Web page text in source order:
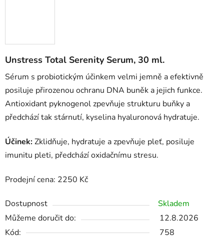
Unstress Total Serenity Serum, 30 ml.
Sérum s probiotickým účinkem velmi jemně a efektivně
posiluje přirozenou ochranu DNA buněk a jejich funkce.
Antioxidant pyknogenol zpevňuje strukturu buňky a
předchází tak stárnutí, kyselina hyaluronová hydratuje.
Účinek:Zklidňuje, hydratuje a zpevňuje pleť, posiluje
imunitu pleti, předchází oxidačnímu stresu.
Prodejní cena: 2250 Kč
Dostupnost
Skladem
Můžeme doručit do:
12.8.2026
Kód:
758